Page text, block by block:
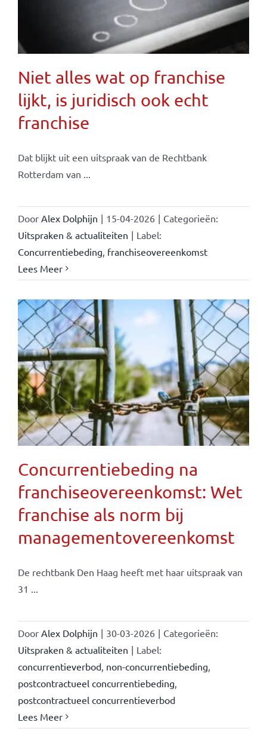
Niet alles wat op franchise
lijkt, is juridisch ook echt
franchise
Dat blijkt uit een uitspraak van de Rechtbank
Rotterdam van ...
Door Alex Dolphijn | 15-04-2026 | Categorieën:
Uitspraken & actualiteiten | Label:
Concurrentiebeding franchiseovereenkomst
Lees Meer
Concurrentiebeding na
franchiseovereenkomst: Wet
franchise als norm bij
managementovereenkomst
De rechtbank Den Haag heeft met haar uitspraak van
31 ...
Door Alex Dolphijn | 30-03-2026 | Categorieën:
Uitspraken & actualiteiten | Label:
concurrentieverbod, non-concurrentiebeding
postcontractueel concurrentiebeding
postcontractueel concurrentieverbod
Lees Meer